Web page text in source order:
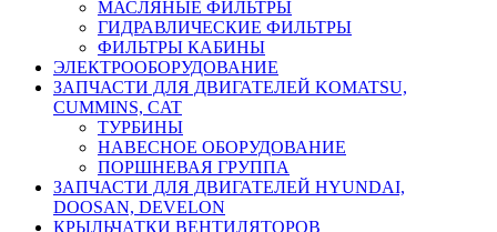
МАСЛЯНЫЕ ФИЛЬТРЫ
ГИДРАВЛИЧЕСКИЕ ФИЛЬТРЫ
ФИЛЬТРЫ КАБИНЫ
ЭЛЕКТРООБОРУДОВАНИЕ
ЗАПЧАСТИ ДЛЯ ДВИГАТЕЛЕЙ KOMATSU,
CUMMINS, CAT
ТУРБИНЫ
НАВЕСНОЕ ОБОРУДОВАНИЕ
ПОРШНЕВАЯ ГРУППА
ЗАПЧАСТИ ДЛЯ ДВИГАТЕЛЕЙ HYUNDAI,
DOOSAN, DEVELON
КРЫЛЬЧАТКИ ВЕНТИЛЯТОРОВ